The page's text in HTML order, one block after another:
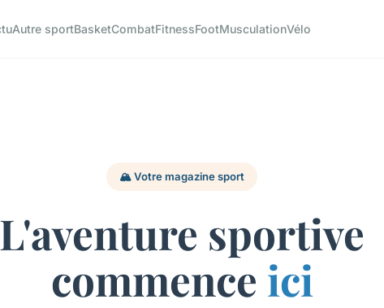
Autre sportBasketCombatFitnessFootMusculationVélo
🏔️ Votre magazine sport
L'aventure sportive
commence ici